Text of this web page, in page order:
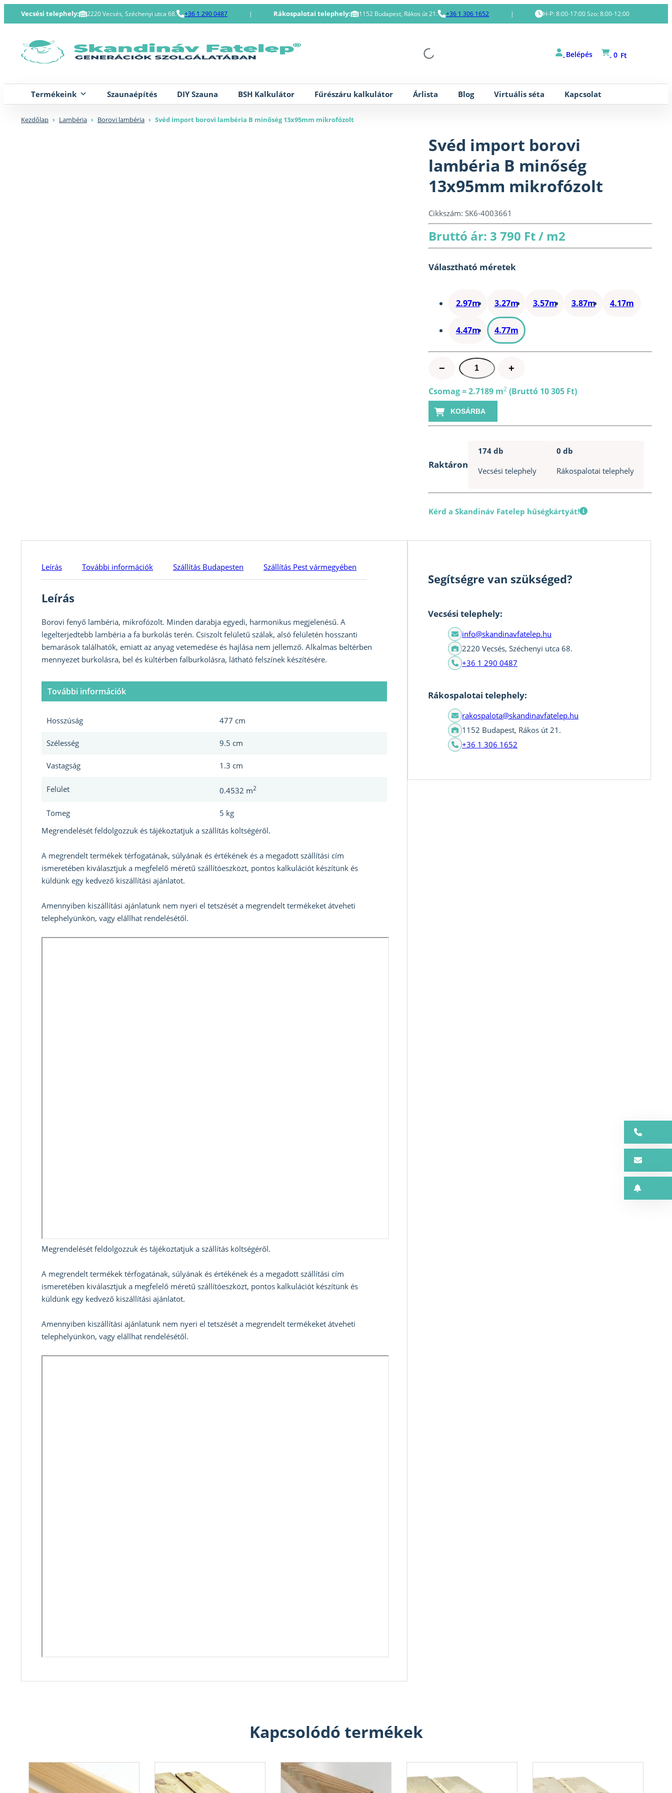
to
Vecsési telephely: 2220 Vecsés, Széchenyi utca 68. +36 1 290 0487 | Rákospalotai telephely: 1152 Budapest, Rákos út 21. +36 1 306 1652 | H-P: 8:00-17:00 Szo: 8:00-12:00
Belépés 0 Ft
Termékeink Szaunaépítés DIY Szauna BSH Kalkulátor Fűrészáru kalkulátor Árlista Blog Virtuális séta Kapcsolat
Kezdőlap › Lambéria › Borovi lambéria › Svéd import borovi lambéria B minőség 13x95mm mikrofózolt
Svéd import borovi
lambéria B minőség
13x95mm mikrofózolt
Cikkszám: SK6-4003661
Bruttó ár: 3 790 Ft / m2
Választható méretek
2.97m 3.27m 3.57m 3.87m 4.17m
4.47m 4.77m
−
Svéd
import
borovi
lambéria
B
minőség
mikrofózolt
mennyiség
+
Csomag = 2.7189 m2 (Bruttó 10 305 Ft)
KOSÁRBA
Raktáron
174 db
Vecsési telephely
0 db
Rákospalotai telephely
Kérd a Skandináv Fatelep hűségkártyát!
Leírás További információk Szállítás Budapesten Szállítás Pest vármegyében
Leírás
Borovi fenyő lambéria, mikrofózolt. Minden darabja egyedi, harmonikus megjelenésű. A
legelterjedtebb lambéria a fa burkolás terén. Csiszolt felületű szálak, alsó felületén hosszanti
bemarások találhatók, emiatt az anyag vetemedése és hajlása nem jellemző. Alkalmas beltérben
mennyezet burkolásra, bel és kültérben falburkolásra, látható felszínek készítésére.
További információk
Hosszúság 477 cm
Szélesség 9.5 cm
Vastagság 1.3 cm
Felület 0.4532 m2
Tömeg
5 kg
Megrendelését feldolgozzuk és tájékoztatjuk a szállítás költségéről.
A megrendelt termékek térfogatának, súlyának és értékének és a megadott szállítási cím
ismeretében kiválasztjuk a megfelelő méretű szállítóeszközt, pontos kalkulációt készítünk és
küldünk egy kedvező kiszállítási ajánlatot.
Amennyiben kiszállítási ajánlatunk nem nyeri el tetszését a megrendelt termékeket átveheti
telephelyünkön, vagy elállhat rendelésétől.
Megrendelését feldolgozzuk és tájékoztatjuk a szállítás költségéről.
A megrendelt termékek térfogatának, súlyának és értékének és a megadott szállítási cím
ismeretében kiválasztjuk a megfelelő méretű szállítóeszközt, pontos kalkulációt készítünk és
küldünk egy kedvező kiszállítási ajánlatot.
Amennyiben kiszállítási ajánlatunk nem nyeri el tetszését a megrendelt termékeket átveheti
telephelyünkön, vagy elállhat rendelésétől.
Segítségre van szükséged?
Vecsési telephely:
info@skandinavfatelep.hu
2220 Vecsés, Széchenyi utca 68.
+36 1 290 0487
Rákospalotai telephely:
rakospalota@skandinavfatelep.hu
1152 Budapest, Rákos út 21.
+36 1 306 1652
Kapcsolódó termékek